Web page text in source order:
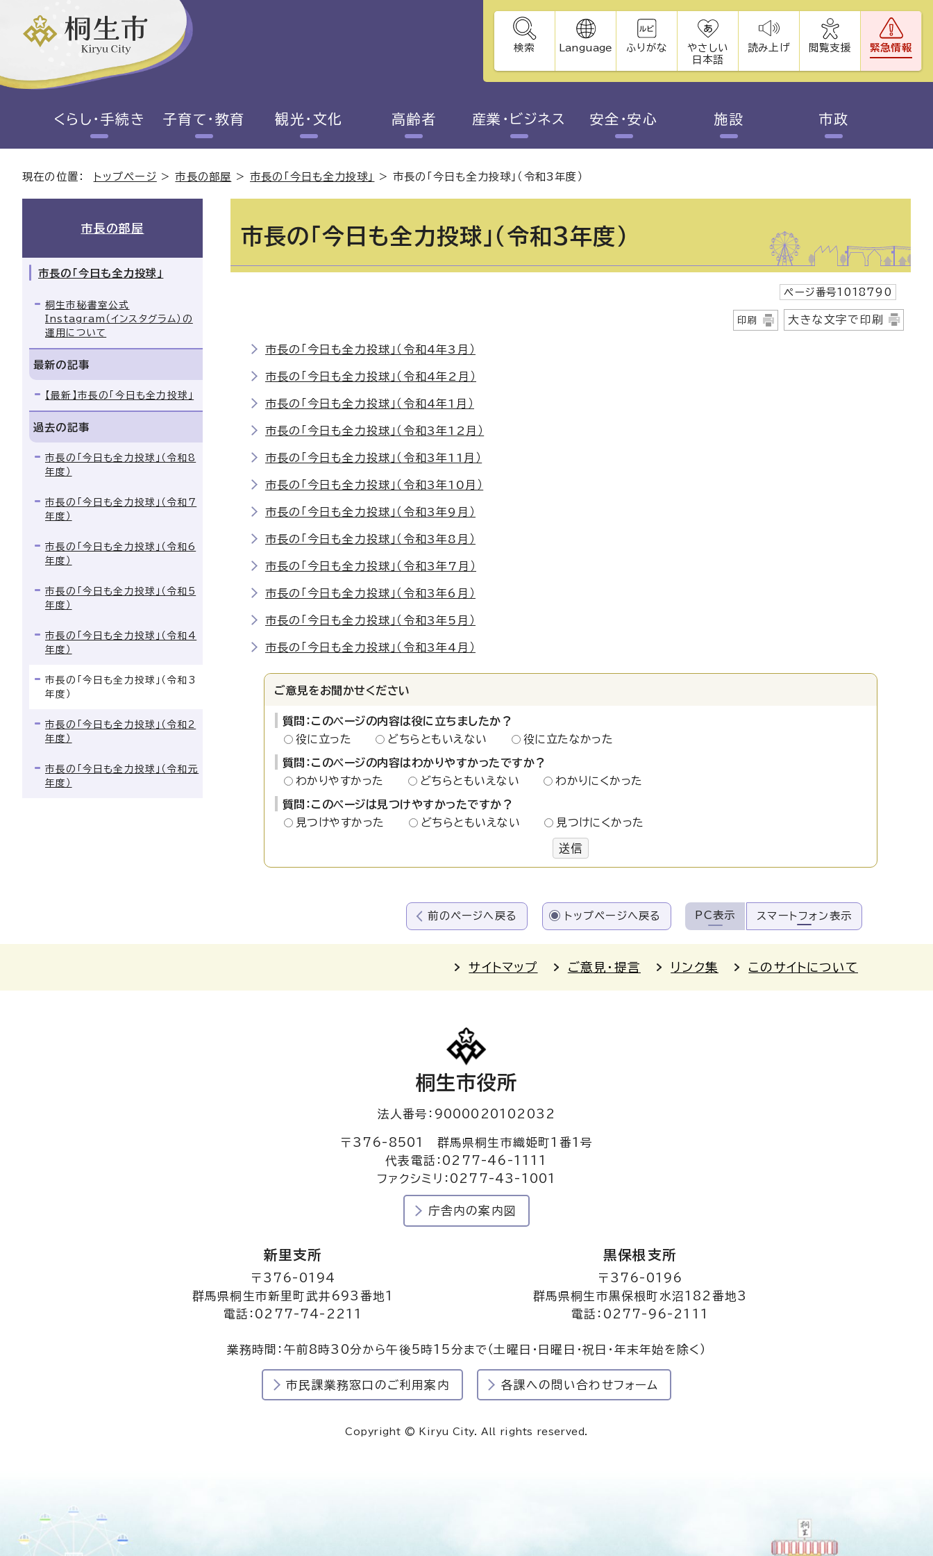
検索 Language ふりがな
やさしい
日本語
読み上げ 閲覧支援 緊急情報
くらし・手続き 子育て・教育 観光・文化 高齢者 産業・ビジネス 安全・安心 施設 市政
現在の位置： トップページ >市長の部屋 >市長の「今日も全力投球」 >市長の「今日も全力投球」（令和3年度）
市長の「今日も全力投球」（令和3年度）
ページ番号1018790
印刷 大きな文字で印刷
市長の「今日も全力投球」（令和4年3月）
市長の「今日も全力投球」（令和4年2月）
市長の「今日も全力投球」（令和4年1月）
市長の「今日も全力投球」（令和3年12月）
市長の「今日も全力投球」（令和3年11月）
市長の「今日も全力投球」（令和3年10月）
市長の「今日も全力投球」（令和3年9月）
市長の「今日も全力投球」（令和3年8月）
市長の「今日も全力投球」（令和3年7月）
市長の「今日も全力投球」（令和3年6月）
市長の「今日も全力投球」（令和3年5月）
市長の「今日も全力投球」（令和3年4月）
ご意見をお聞かせください
質問：このページの内容は役に立ちましたか？
役に立った
どちらともいえない 役に立たなかった
質問：このページの内容はわかりやすかったですか？
わかりやすかった
どちらともいえない わかりにくかった
質問：このページは見つけやすかったですか？
見つけやすかった
どちらともいえない 見つけにくかった
送信
市長の部屋
市長の「今日も全力投球」
桐生市秘書室公式
Instagram（インスタグラム）の
運用について
最新の記事
【最新】市長の「今日も全力投球」
過去の記事
市長の「今日も全力投球」（令和8
年度）
市長の「今日も全力投球」（令和7
年度）
市長の「今日も全力投球」（令和6
年度）
市長の「今日も全力投球」（令和5
年度）
市長の「今日も全力投球」（令和4
年度）
市長の「今日も全力投球」（令和3
年度）
市長の「今日も全力投球」（令和2
年度）
市長の「今日も全力投球」（令和元
年度）
前のページへ戻る トップページへ戻る PC表示 スマートフォン表示
サイトマップ ご意見・提言 リンク集 このサイトについて
桐生市役所
法人番号：9000020102032
〒376-8501 群馬県桐生市織姫町1番1号
代表電話：0277-46-1111
ファクシミリ：0277-43-1001
庁舎内の案内図
新里支所
〒376-0194
群馬県桐生市新里町武井693番地1
電話：0277-74-2211
黒保根支所
〒376-0196
群馬県桐生市黒保根町水沼182番地3
電話：0277-96-2111
業務時間：午前8時30分から午後5時15分まで（土曜日・日曜日・祝日・年末年始を除く）
市民課業務窓口のご利用案内 各課への問い合わせフォーム
Copyright © Kiryu City. All rights reserved.